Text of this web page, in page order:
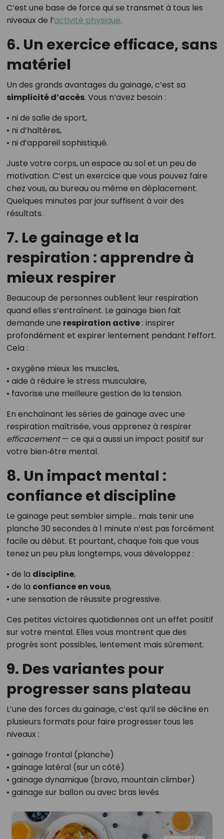
C’est une base de force qui se transmet à tous les
niveaux de l’activité physique.
6. Un exercice efficace, sans
matériel
Un des grands avantages du gainage, c’est sa
simplicité d’accès. Vous n’avez besoin :
• ni de salle de sport,
• ni d’haltères,
• ni d’appareil sophistiqué.
Juste votre corps, un espace au sol et un peu de
motivation. C’est un exercice que vous pouvez faire
chez vous, au bureau ou même en déplacement.
Quelques minutes par jour suffisent à voir des
résultats.
7. Le gainage et la
respiration : apprendre à
mieux respirer
Beaucoup de personnes oublient leur respiration
quand elles s’entraînent. Le gainage bien fait
demande une respiration active: inspirer
profondément et expirer lentement pendant l’effort.
Cela :
• oxygène mieux les muscles,
• aide à réduire le stress musculaire,
• favorise une meilleure gestion de la tension.
En enchaînant les séries de gainage avec une
respiration maîtrisée, vous apprenez à respirer
efficacement— ce qui a aussi un impact positif sur
votre bien‑être mental.
8. Un impact mental :
confiance et discipline
Le gainage peut sembler simple… mais tenir une
planche 30 secondes à 1 minute n’est pas forcément
facile au début. Et pourtant, chaque fois que vous
tenez un peu plus longtemps, vous développez :
• de la discipline,
• de la confiance en vous,
• une sensation de réussite progressive.
Ces petites victoires quotidiennes ont un effet positif
sur votre mental. Elles vous montrent que des
progrès sont possibles, lentement mais sûrement.
9. Des variantes pour
progresser sans plateau
L’une des forces du gainage, c’est qu’il se décline en
plusieurs formats pour faire progresser tous les
niveaux :
• gainage frontal (planche)
• gainage latéral (sur un côté)
• gainage dynamique (bravo, mountain climber)
• gainage sur ballon ou avec bras levés